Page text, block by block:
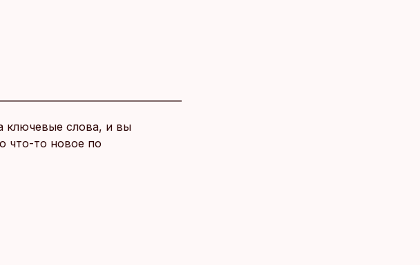
ключевые слова, и вы
что-то новое по